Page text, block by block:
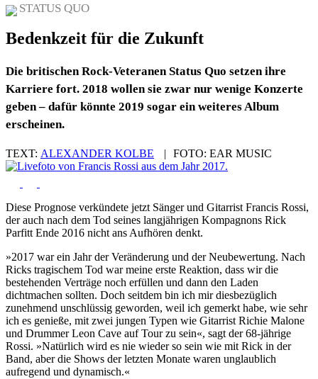
STATUS QUO
Bedenkzeit für die Zukunft
Die britischen Rock-Veteranen Status Quo setzen ihre
Karriere fort. 2018 wollen sie zwar nur wenige Konzerte
geben – dafür könnte 2019 sogar ein weiteres Album
erscheinen.
TEXT: ALEXANDER KOLBE | FOTO: EAR MUSIC
Diese Prognose verkündete jetzt Sänger und Gitarrist Francis Rossi,
der auch nach dem Tod seines langjährigen Kompagnons Rick
Parfitt Ende 2016 nicht ans Aufhören denkt.
»2017 war ein Jahr der Veränderung und der Neubewertung. Nach
Ricks tragischem Tod war meine erste Reaktion, dass wir die
bestehenden Verträge noch erfüllen und dann den Laden
dichtmachen sollten. Doch seitdem bin ich mir diesbezüglich
zunehmend unschlüssig geworden, weil ich gemerkt habe, wie sehr
ich es genieße, mit zwei jungen Typen wie Gitarrist Richie Malone
und Drummer Leon Cave auf Tour zu sein«, sagt der 68-jährige
Rossi. »Natürlich wird es nie wieder so sein wie mit Rick in der
Band, aber die Shows der letzten Monate waren unglaublich
aufregend und dynamisch.«